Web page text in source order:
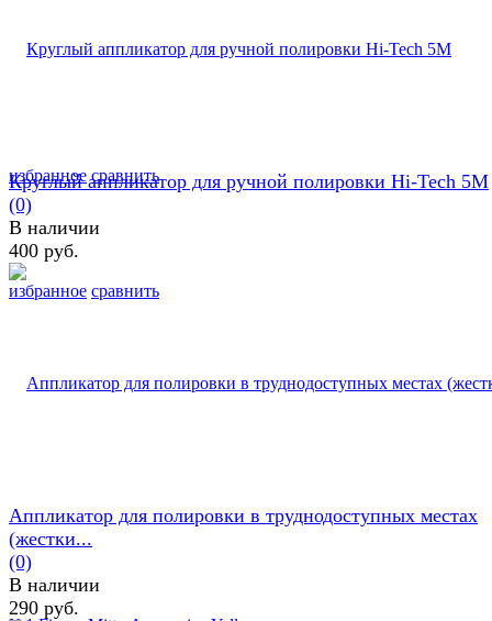
избранное сравнить
избранное сравнить
Круглый аппликатор для ручной полировки Hi-Tech 5M
(0)
В наличии
400 руб.
Аппликатор для полировки в труднодоступных местах
(жестки...
(0)
В наличии
290 руб.